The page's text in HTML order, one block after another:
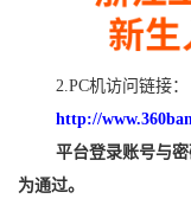
2.PC机访问链接：
http://
平台登录账号与
为通过。